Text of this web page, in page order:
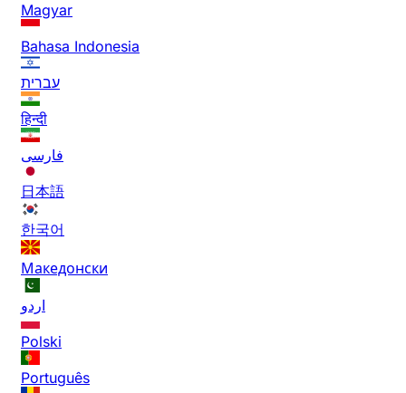
Magyar
Bahasa Indonesia
עברית
हिन्दी
فارسی
日本語
한국어
Македонски
اردو
Polski
Português